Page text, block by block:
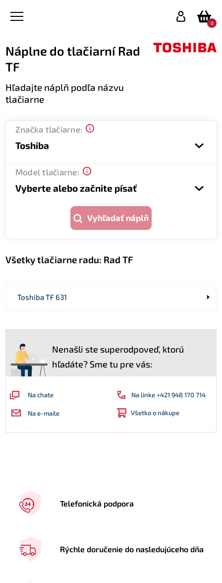
0
Náplne do tlačiarní Rad
TF
Hľadajte náplň podľa názvu
tlačiarne
Značka tlačiarne:
Toshiba
Model tlačiarne:
Vyberte alebo začnite písať
Vyhľadať náplň
Všetky tlačiarne radu: Rad TF
Toshiba TF 631
Nenašli ste superodpoveď, ktorú
hľadáte? Sme tu pre vás:
Na chate Na linke +421 948 170 714
Na e-maile Všetko o nákupe
Telefonická podpora
Rýchle doručenie do nasledujúceho dňa